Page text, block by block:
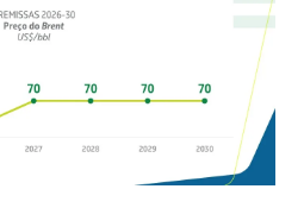
em bolsa. A Vale, por
total de R$3,58 por […]